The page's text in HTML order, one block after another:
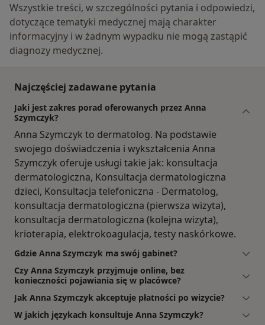
Wszystkie treści, w szczególności pytania i odpowiedzi,
dotyczące tematyki medycznej mają charakter
informacyjny i w żadnym wypadku nie mogą zastąpić
diagnozy medycznej.
Najczęściej zadawane pytania
Jaki jest zakres porad oferowanych przez Anna
Szymczyk?
Anna Szymczyk to dermatolog. Na podstawie
swojego doświadczenia i wykształcenia Anna
Szymczyk oferuje usługi takie jak: konsultacja
dermatologiczna, Konsultacja dermatologiczna
dzieci, Konsultacja telefoniczna - Dermatolog,
konsultacja dermatologiczna (pierwsza wizyta),
konsultacja dermatologiczna (kolejna wizyta),
krioterapia, elektrokoagulacja, testy naskórkowe.
Gdzie Anna Szymczyk ma swój gabinet?
Czy Anna Szymczyk przyjmuje online, bez
konieczności pojawiania się w placówce?
Jak Anna Szymczyk akceptuje płatności po wizycie?
W jakich językach konsultuje Anna Szymczyk?